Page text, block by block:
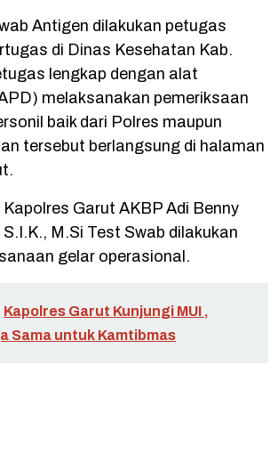
Antigen dilakukan petugas
di Dinas Kesehatan Kab.
lengkap dengan alat
melaksanakan pemeriksaan
baik dari Polres maupun
tersebut berlangsung di halaman
Garut AKBP Adi Benny
M.Si Test Swab dilakukan
gelar operasional.
Kapolres Garut Kunjungi MUI ,
Sama untuk Kamtibmas